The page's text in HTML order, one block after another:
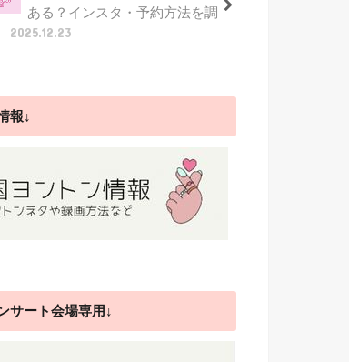
ある？インスタ・予約方法を調
2025.12.23
報↓
サート会場専用↓